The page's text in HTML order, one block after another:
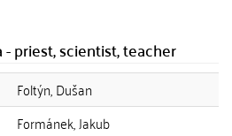
priest, scientist, teacher
Foltýn, Dušan
Formánek, Jakub